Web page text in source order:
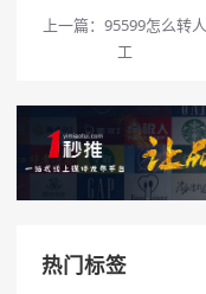
上一篇：95599怎么转人
工
热门标签